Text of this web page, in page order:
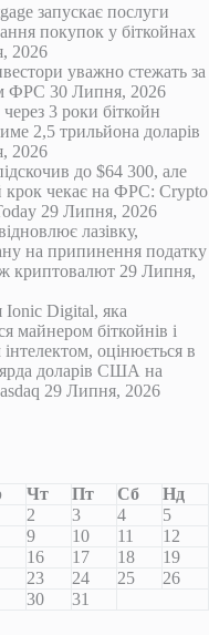
запускає послуги
покупок у біткойнах
2026
уважно стежать за
ФРС 30 Липня, 2026
3 роки біткойн
2,5 трильйона доларів
2026
до $64 300, але
крок чекає на ФРС: Crypto
29 Липня, 2026
лазівку,
на припинення податку
криптовалют 29 Липня,
Ionic Digital, яка
майнером біткойнів і
оцінюється в
доларів США на
29 Липня, 2026
Чт Пт Сб
Нд
2 3 4
5
9 10 11
12
16 17 18
19
23 24 25
26
30
31